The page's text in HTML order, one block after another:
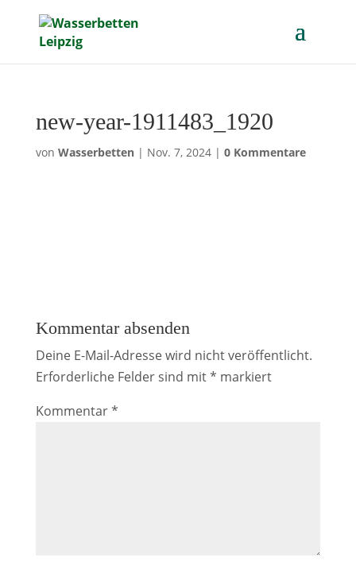
new-year-1911483_1920
von Wasserbetten| Nov. 7, 2024| 0 Kommentare
Kommentar absenden
Deine E-Mail-Adresse wird nicht veröffentlicht.
Erforderliche Felder sind mit* markiert
Kommentar*